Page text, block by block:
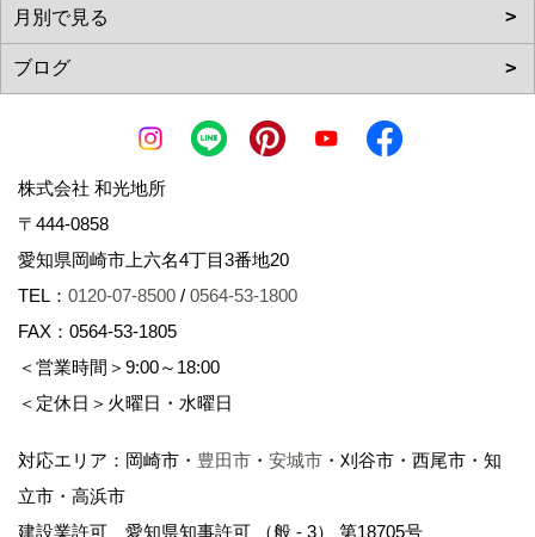
株式会社 和光地所
〒444-0858
愛知県岡崎市上六名4丁目3番地20
TEL： 0120-07-8500 / 0564-53-1800
FAX：0564-53-1805
＜営業時間＞9:00～18:00
＜定休日＞火曜日・水曜日
対応エリア：岡崎市・ 豊田市 ・ 安城市 ・刈谷市・西尾市・知
立市・高浜市
建設業許可 愛知県知事許可 （般 - 3） 第18705号